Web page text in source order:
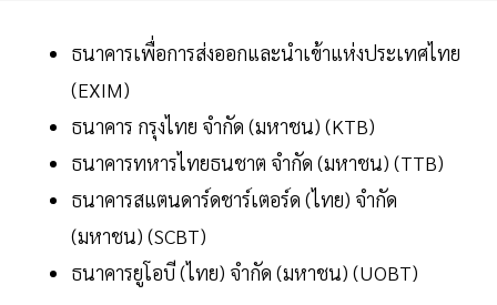
ธนาคารเพื่อการส่งออกและนำเข้าแห่งประเทศไทย
(EXIM)
ธนาคาร กรุงไทย จำกัด (มหาชน) (KTB)
ธนาคารทหารไทยธนชาต จำกัด (มหาชน) (TTB)
ธนาคารสแตนดาร์ดชาร์เตอร์ด (ไทย) จำกัด
(มหาชน) (SCBT)
ธนาคารยูโอบี (ไทย) จำกัด (มหาชน) (UOBT)